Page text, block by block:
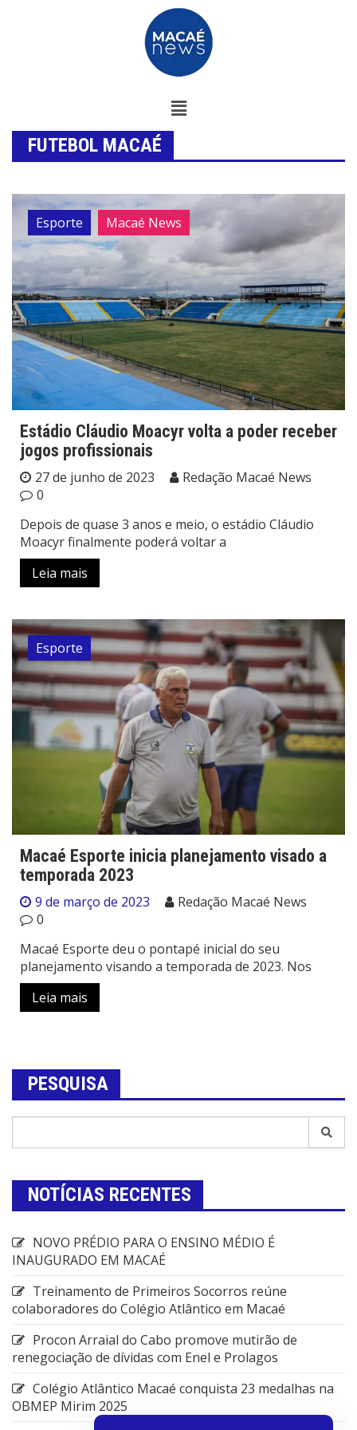
FUTEBOL MACAÉ
Esporte Macaé News
Estádio Cláudio Moacyr volta a poder receber
jogos profissionais
27 de junho de 2023
Redação Macaé News
0
Depois de quase 3 anos e meio, o estádio Cláudio
Moacyr finalmente poderá voltar a
Leia mais
Esporte
Macaé Esporte inicia planejamento visado a
temporada 2023
9 de março de 2023
Redação Macaé News
0
Macaé Esporte deu o pontapé inicial do seu
planejamento visando a temporada de 2023. Nos
Leia mais
PESQUISA
NOTÍCIAS RECENTES
NOVO PRÉDIO PARA O ENSINO MÉDIO É
INAUGURADO EM MACAÉ
Treinamento de Primeiros Socorros reúne
colaboradores do Colégio Atlântico em Macaé
Procon Arraial do Cabo promove mutirão de
renegociação de dívidas com Enel e Prolagos
Colégio Atlântico Macaé conquista 23 medalhas na
OBMEP Mirim 2025